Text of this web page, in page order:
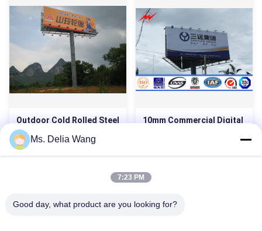
Outdoor Cold Rolled Steel
Outdoor Billboard
Advertising With
10mm Commercial Digital
Billboard Advertising P16
Ms. Delia Wang
7:23 PM
Good day, what product are you looking for?